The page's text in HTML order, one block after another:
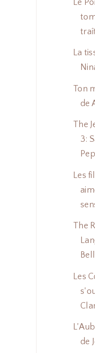
Le
La
Ton
de
The
3:
Les
The
Les
de